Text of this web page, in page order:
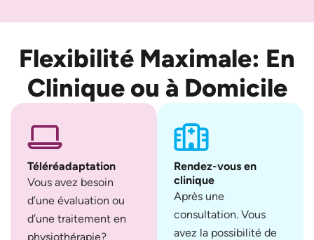
Flexibilité Maximale: En
Clinique ou à Domicile
Téléréadaptation
Vous avez besoin
d’une évaluation ou
d’une traitement en
physiothérapie?
Rendez-vous en
clinique
Après une
consultation. Vous
avez la possibilité de